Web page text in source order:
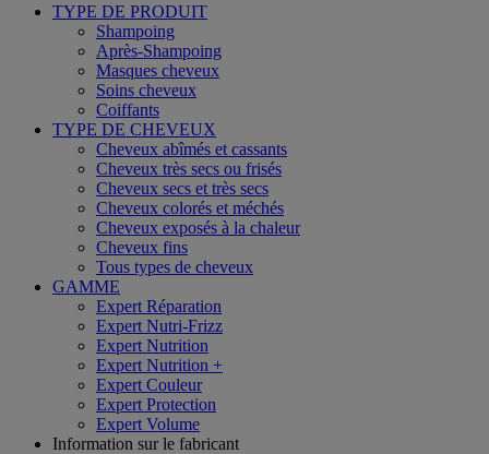
TYPE DE PRODUIT
Shampoing
Après-Shampoing
Masques cheveux
Soins cheveux
Coiffants
TYPE DE CHEVEUX
Cheveux abîmés et cassants
Cheveux très secs ou frisés
Cheveux secs et très secs
Cheveux colorés et méchés
Cheveux exposés à la chaleur
Cheveux fins
Tous types de cheveux
GAMME
Expert Réparation
Expert Nutri-Frizz
Expert Nutrition
Expert Nutrition +
Expert Couleur
Expert Protection
Expert Volume
Information sur le fabricant